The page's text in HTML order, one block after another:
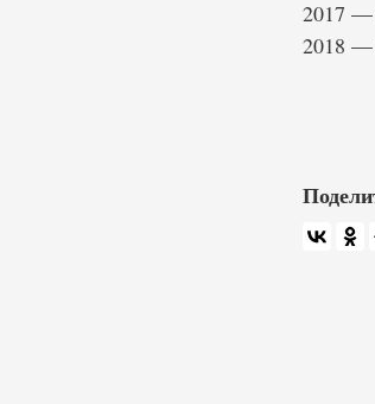
2017 —
2018 —